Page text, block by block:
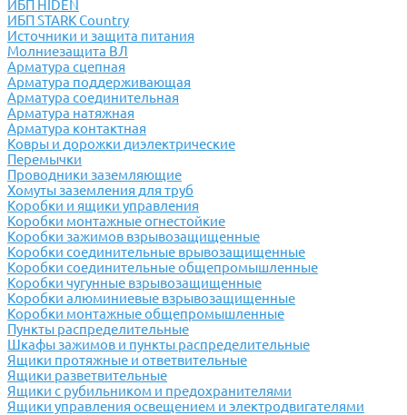
ИБП HIDEN
ИБП STARK Country
Источники и защита питания
Молниезащита ВЛ
Арматура сцепная
Арматура поддерживающая
Арматура соединительная
Арматура натяжная
Арматура контактная
Ковры и дорожки диэлектрические
Перемычки
Проводники заземляющие
Хомуты заземления для труб
Коробки и ящики управления
Коробки монтажные огнестойкие
Коробки зажимов взрывозащищенные
Коробки соединительные врывозащищенные
Коробки соединительные общепромышленные
Коробки чугунные взрывозащищенные
Коробки алюминиевые взрывозащищенные
Коробки монтажные общепромышленные
Пункты распределительные
Шкафы зажимов и пункты распределительные
Ящики протяжные и ответвительные
Ящики разветвительные
Ящики с рубильником и предохранителями
Ящики управления освещением и электродвигателями